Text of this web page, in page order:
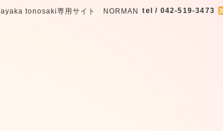
ayaka tonosaki専用サイト NORMAN tel / 042-519-3473